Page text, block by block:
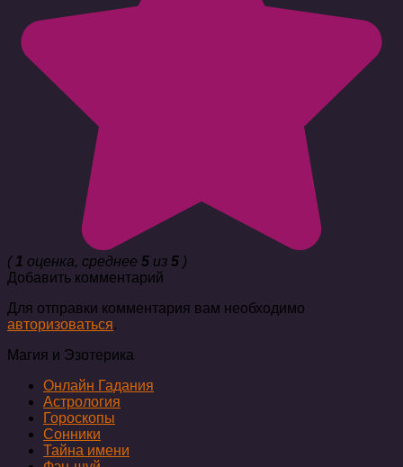
( 1 оценка, среднее 5 из 5 )
Добавить комментарий
Для отправки комментария вам необходимо
авторизоваться.
Магия и Эзотерика
Онлайн Гадания
Астрология
Гороскопы
Сонники
Тайна имени